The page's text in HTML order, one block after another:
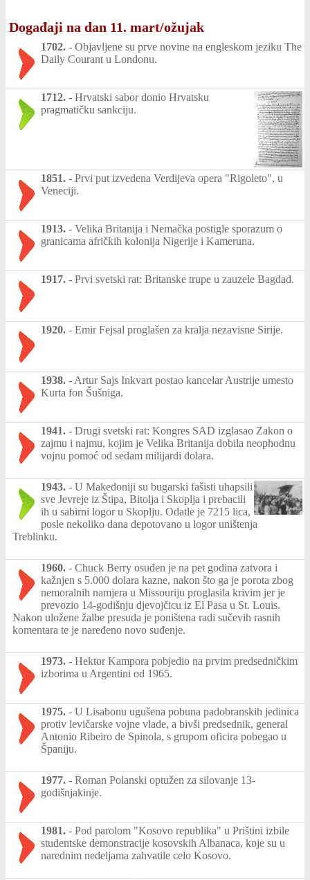
Događaji na dan 11. mart/ožujak
1702. - Objavljene su prve novine na engleskom jeziku The
Daily Courant u Londonu.
1712. - Hrvatski sabor donio Hrvatsku
pragmatičku sankciju.
1851. - Prvi put izvedena Verdijeva opera "Rigoleto", u
Veneciji.
1913. - Velika Britanija i Nemačka postigle sporazum o
granicama afričkih kolonija Nigerije i Kameruna.
1917. - Prvi svetski rat: Britanske trupe u zauzele Bagdad.
1920. - Emir Fejsal proglašen za kralja nezavisne Sirije.
1938. - Artur Sajs Inkvart postao kancelar Austrije umesto
Kurta fon Šušniga.
1941. - Drugi svetski rat: Kongres SAD izglasao Zakon o
zajmu i najmu, kojim je Velika Britanija dobila neophodnu
vojnu pomoć od sedam milijardi dolara.
1943. - U Makedoniji su bugarski fašisti uhapsili
sve Jevreje iz Štipa, Bitolja i Skoplja i prebacili
ih u sabirni logor u Skoplju. Odatle je 7215 lica,
posle nekoliko dana depotovano u logor uništenja
Treblinku.
1960. - Chuck Berry osuđen je na pet godina zatvora i
kažnjen s 5.000 dolara kazne, nakon što ga je porota zbog
nemoralnih namjera u Missouriju proglasila krivim jer je
prevozio 14-godišnju djevojčicu iz El Pasa u St. Louis.
Nakon uložene žalbe presuda je poništena radi sučevih rasnih
komentara te je naređeno novo suđenje.
1973. - Hektor Kampora pobjedio na prvim predsedničkim
izborima u Argentini od 1965.
1975. - U Lisabonu ugušena pobuna padobranskih jedinica
protiv levičarske vojne vlade, a bivši predsednik, general
Antonio Ribeiro de Spinola, s grupom oficira pobegao u
Španiju.
1977. - Roman Polanski optužen za silovanje 13-
godišnjakinje.
1981. - Pod parolom "Kosovo republika" u Prištini izbile
studentske demonstracije kosovskih Albanaca, koje su u
narednim nedeljama zahvatile celo Kosovo.